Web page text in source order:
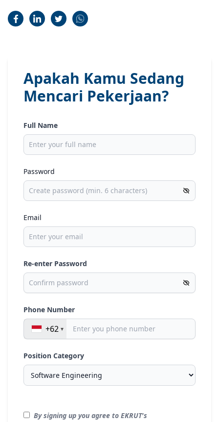
Apakah Kamu Sedang
Mencari Pekerjaan?
Full Name
Password
Email
Re-enter Password
Phone Number
+62
Position Category
By signing up you agree to EKRUT's